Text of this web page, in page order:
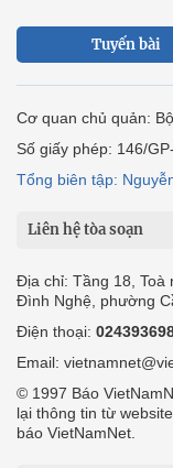
Tuyến bài
Cơ quan chủ quản:
Số giấy phép: 146/
Tổng biên tập:
Liên hệ tòa soạn
Địa chỉ: Tầng 18, Toà
Đình Nghệ, phường
Điện thoại:
Email:
© 1997 Báo
lại thông tin từ
báo VietNamNet.